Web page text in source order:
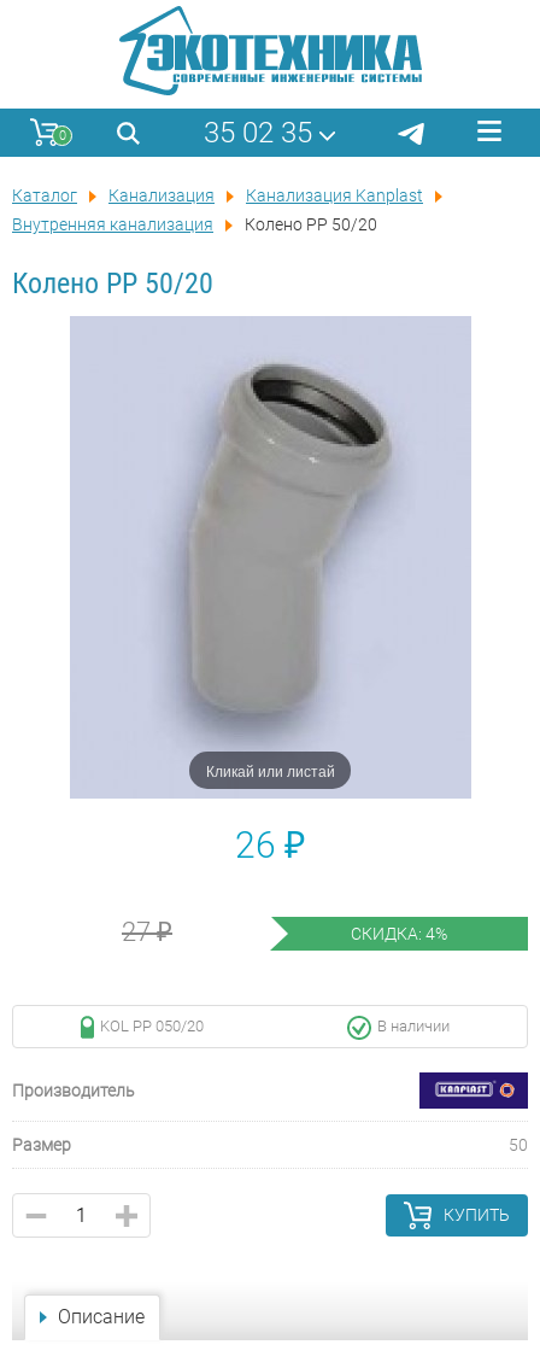
0 35 02 35
Каталог Канализация
Канализация Kanplast
Внутренняя канализация
Колено PP 50/20
Колено PP 50/20
Кликай или листай
26 ₽
27 ₽ СКИДКА: 4%
KOL PP 050/20 В наличии
Производитель
Размер 50
КУПИТЬ
Описание